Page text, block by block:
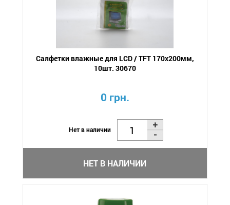
Салфетки влажные для LCD / TFT 170х200мм,
10шт. 30670
0 грн.
Нет в наличии
НЕТ В НАЛИЧИИ